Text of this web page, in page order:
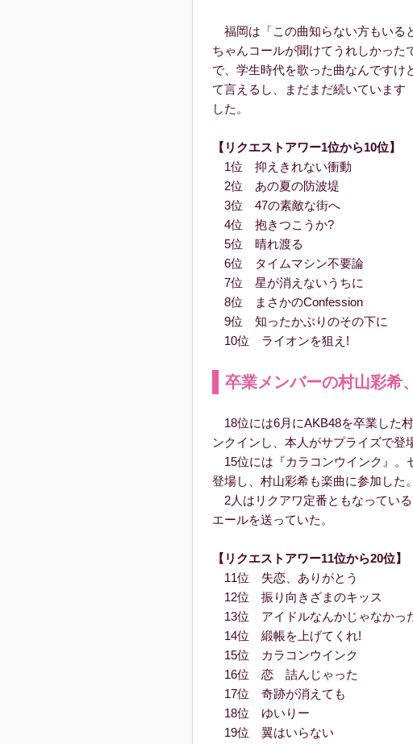
福岡は「この曲知らない⽅もいる
ちゃんコールが聞けてうれしかった
で、学⽣時代を歌った曲なんですけ
て⾔えるし、まだまだ続いています
した。
【リクエストアワー1位から10位】
1位 抑えきれない衝動
2位 あの夏の防波堤
3位 47の素敵な街へ
4位 抱きつこうか?
5位 晴れ渡る
6位 タイムマシン不要論
7位 星が消えないうちに
8位 まさかのConfession
9位 知ったかぶりのその下に
10位 ライオンを狙え!
卒業メンバーの村山彩希
18位には6月にAKB48を卒業した
ンクインし、本人がサプライズで登
15位には『カラコンウインク』。
登場し、村山彩希も楽曲に参加した。
2人はリクアワ定番ともなってい
エールを送っていた。
【リクエストアワー11位から20位】
11位 失恋、ありがとう
12位 振り向きざまのキッス
13位 アイドルなんかじゃなかっ
14位 緞帳を上げてくれ!
15位 カラコンウインク
16位 恋 詰んじゃった
17位 奇跡が消えても
18位 ゆいりー
19位 翼はいらない